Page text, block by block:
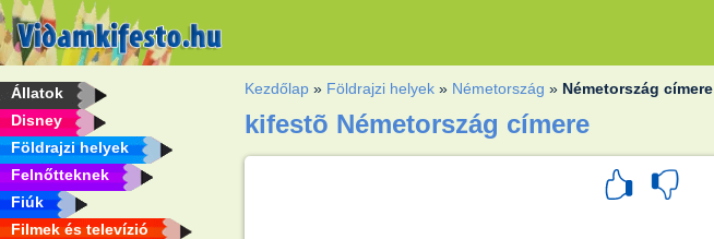
Állatok
Disney
Földrajzi helyek
Felnőtteknek
Fiúk
Filmek és televízió
Kezdőlap » Földrajzi helyek » Németország » Németország címere
kifestõ Németország címere